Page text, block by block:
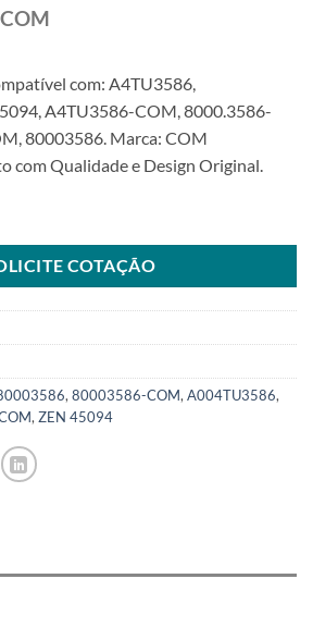
com: A4TU3586,
A4TU3586-COM, 8000.3586-
80003586. Marca: COM
com Qualidade e Design Original.
COTAÇÃO
, 80003586-COM, A004TU3586,
, ZEN 45094